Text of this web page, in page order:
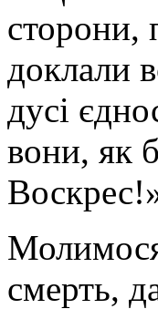
сторони,
доклали
дусі
вони, як
смерть,